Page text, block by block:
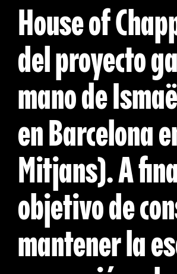
House of
del proyecto
mano de
en Barcelona
Mitjans). A
objetivo de
mantener la